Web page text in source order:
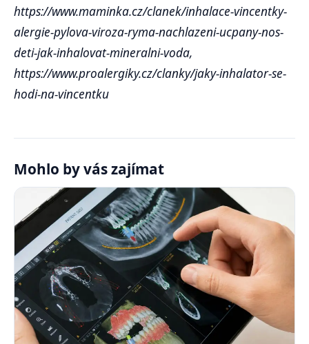
https://www.maminka.cz/clanek/inhalace-vincentky-
alergie-pylova-viroza-ryma-nachlazeni-ucpany-nos-
deti-jak-inhalovat-mineralni-voda,
https://www.proalergiky.cz/clanky/jaky-inhalator-se-
hodi-na-vincentku
Mohlo by vás zajímat